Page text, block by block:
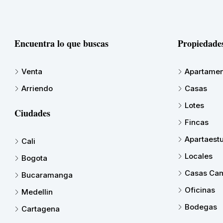
Encuentra lo que buscas
Venta
Arriendo
Ciudades
Cali
Bogota
Bucaramanga
Medellin
Cartagena
Casas
Lotes
Fincas
Locales
Casas
Oficinas
Bodegas